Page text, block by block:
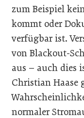
zum Beispiel
kommt oder
verfügbar ist.
von Blackout-
aus – auch dies
Christian Haase
normaler